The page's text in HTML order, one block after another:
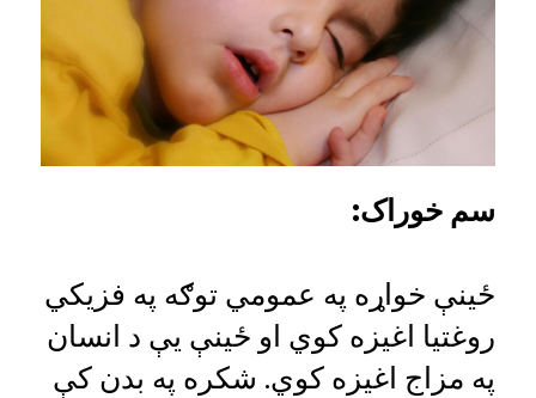
سم خوراک:
ځینې خواړه په عمومي توګه په فزیکي
روغتیا اغیزه کوي او ځینې یې د انسان
په مزاج اغیزه کوي. شکره په بدن کې